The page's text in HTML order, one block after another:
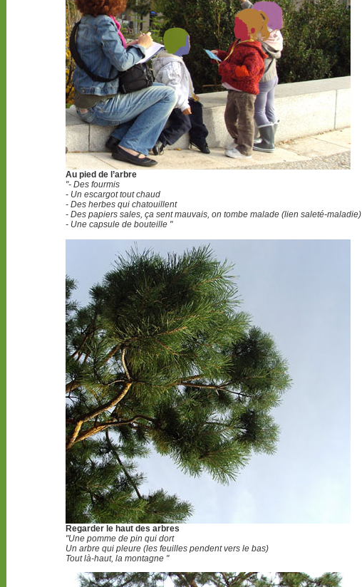
Au pied de l’arbre
"- Des fourmis
- Un escargot tout chaud
- Des herbes qui chatouillent
- Des papiers sales, ça sent mauvais, on tombe malade (lien saleté-maladie)
- Une capsule de bouteille "
Regarder le haut des arbres
"Une pomme de pin qui dort
Un arbre qui pleure (les feuilles pendent vers le bas)
Tout là-haut, la montagne "